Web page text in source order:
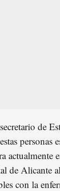
de
personas
actualmente
de Alicante
con la